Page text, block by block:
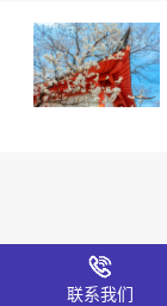
联系我们